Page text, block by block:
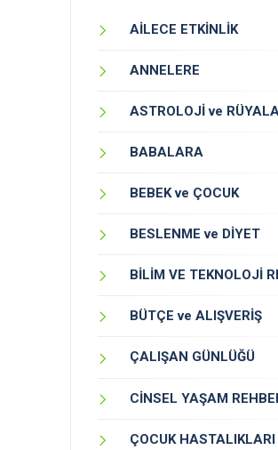
AİLECE ETKİNLİK
ANNELERE
ASTROLOJİ ve
BABALARA
BEBEK ve ÇOCUK
BESLENME ve DİYET
BİLİM VE TEKNOLOJİ
BÜTÇE ve ALIŞVERİŞ
ÇALIŞAN GÜNLÜĞÜ
CİNSEL YAŞAM
ÇOCUK HASTALIKLARI